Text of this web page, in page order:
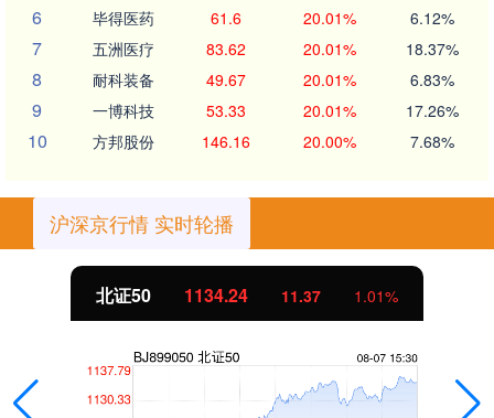
6 毕得医药 61.6 20.01% 6.12%
7 五洲医疗 83.62 20.01% 18.37%
8 耐科装备 49.67 20.01% 6.83%
9 一博科技 53.33 20.01% 17.26%
10 方邦股份 146.16 20.00% 7.68%
沪深京行情 实时轮播
北证50 1134.24 11.37 1.01%